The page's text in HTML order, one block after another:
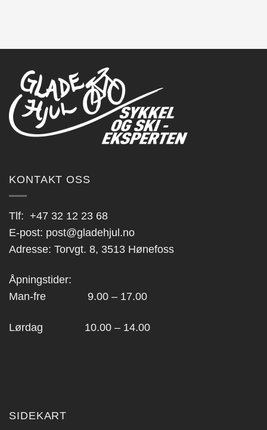
KONTAKT OSS
Tlf: +47 32 12 23 68
E-post: post@gladehjul.no
Adresse: Torvgt. 8, 3513 Hønefoss
Åpningstider:
Man-fre 9.00 – 17.00
Lørdag 10.00 – 14.00
SIDEKART